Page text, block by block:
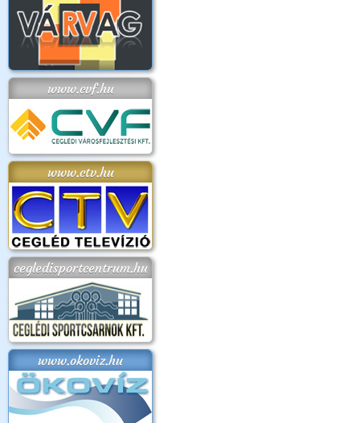
www.cvf.hu
www.ctv.hu
cegledisportcentrum.hu
www.okoviz.hu